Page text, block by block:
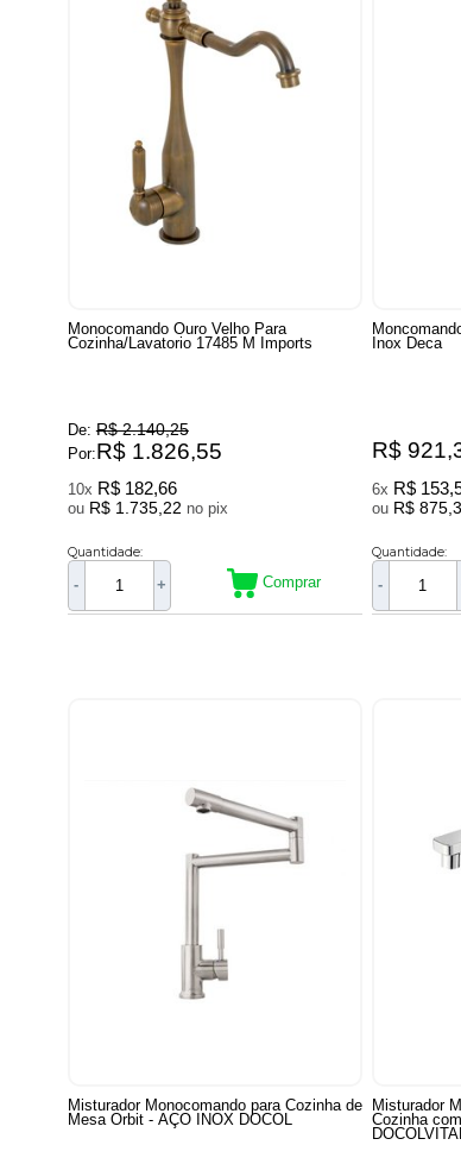
Monocomando Ouro Velho Para
Cozinha/Lavatorio 17485 M Imports
De: R$ 2.140,25
Por:R$ 1.826,55
10x R$ 182,66
ou R$ 1.735,22 no pix
Quantidade:
- + Comprar
Inox Deca
R$
6x R$
ou R$
Quantidade:
-
Misturador Monocomando para Cozinha de
Mesa Orbit - AÇO INOX DOCOL
Misturador
Cozinha